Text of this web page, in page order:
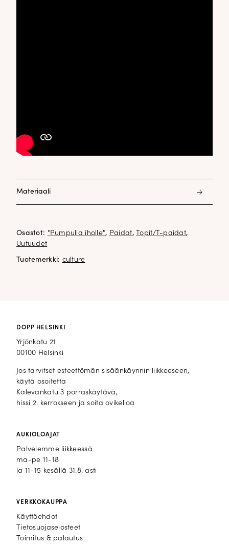
Materiaali
Osastot: "Pumpulia iholle", Paidat, Topit/T-paidat,
Uutuudet
Tuotemerkki: culture
DOPP HELSINKI
Yrjönkatu 21
00100 Helsinki
Jos tarvitset esteettömän sisäänkäynnin liikkeeseen,
käytä osoitetta
Kalevankatu 3 porraskäytävä,
hissi 2. kerrokseen ja soita ovikelloa
AUKIOLOAJAT
Palvelemme liikkeessä
ma-pe 11-18
la 11-15 kesällä 31.8. asti
VERKKOKAUPPA
Käyttöehdot
Tietosuojaselosteet
Toimitus & palautus